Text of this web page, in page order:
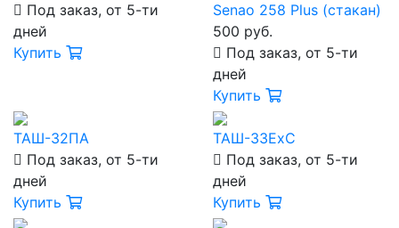
Под заказ, от 5-ти
дней
Купить
Senao 258 Plus (стакан)
500 руб.
Под заказ, от 5-ти
дней
Купить
ТАШ-32ПА
Под заказ, от 5-ти
дней
Купить
ТАШ-33ExC
Под заказ, от 5-ти
дней
Купить